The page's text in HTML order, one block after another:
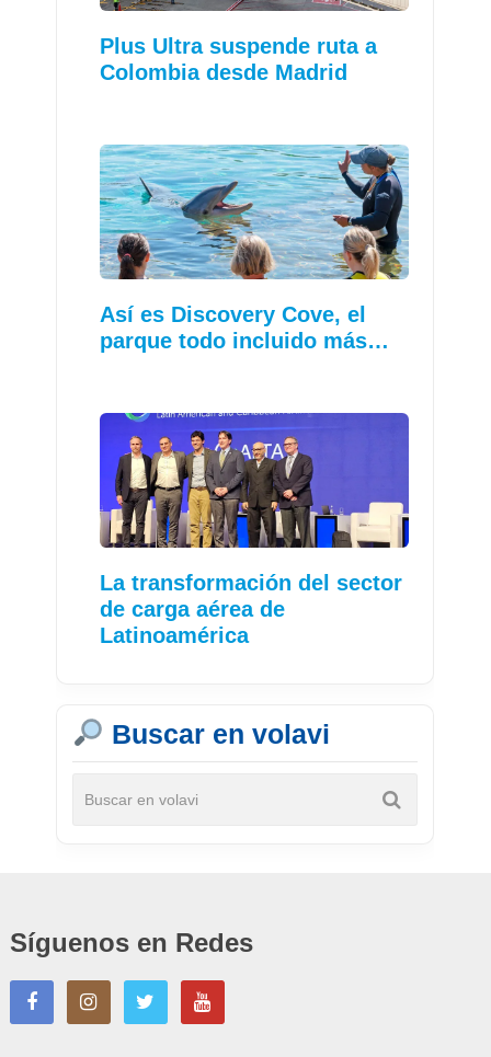
Plus Ultra suspende ruta a
Colombia desde Madrid
Así es Discovery Cove, el
parque todo incluido más…
La transformación del sector
de carga aérea de
Latinoamérica
Buscar en volavi
Síguenos en Redes